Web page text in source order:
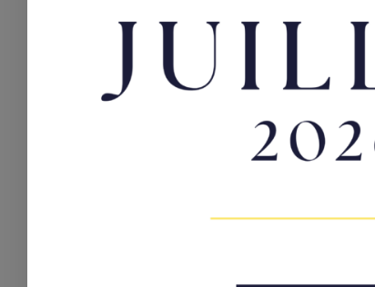
DESCRIPTION
Inspirée des novae, ces étoiles qui
centrale ronde de 0,30 carat, sertie par